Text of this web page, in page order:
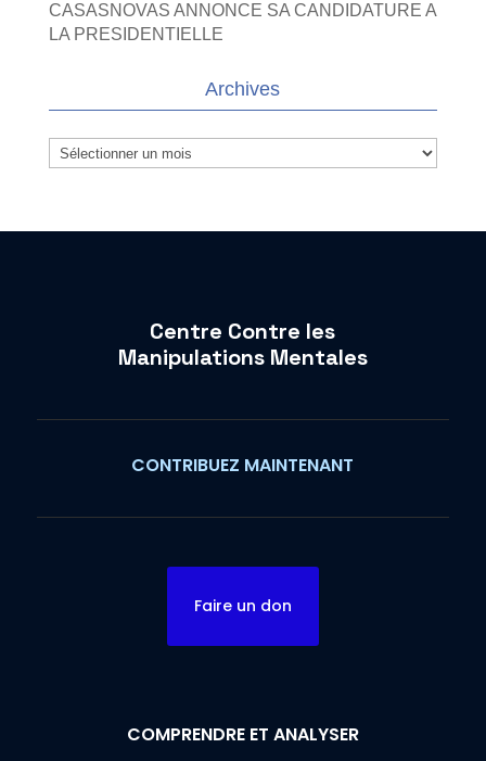
CASASNOVAS ANNONCE SA CANDIDATURE A
LA PRESIDENTIELLE
Archives
Archives
Centre Contre les
Manipulations Mentales
CONTRIBUEZ MAINTENANT
Faire un don
COMPRENDRE ET ANALYSER